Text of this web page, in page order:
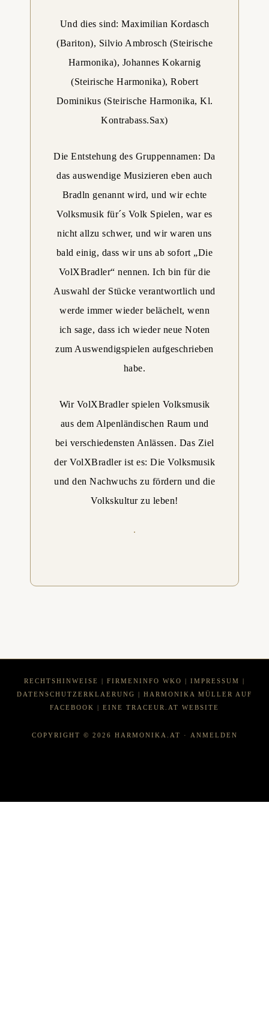
Und dies sind: Maximilian Kordasch
(Bariton), Silvio Ambrosch (Steirische
Harmonika), Johannes Kokarnig
(Steirische Harmonika), Robert
Dominikus (Steirische Harmonika, Kl.
Kontrabass.Sax)
Die Entstehung des Gruppennamen: Da
das auswendige Musizieren eben auch
Bradln genannt wird, und wir echte
Volksmusik für´s Volk Spielen, war es
nicht allzu schwer, und wir waren uns
bald einig, dass wir uns ab sofort „Die
VolXBradler“ nennen. Ich bin für die
Auswahl der Stücke verantwortlich und
werde immer wieder belächelt, wenn
ich sage, dass ich wieder neue Noten
zum Auswendigspielen aufgeschrieben
habe.
Wir VolXBradler spielen Volksmusik
aus dem Alpenländischen Raum und
bei verschiedensten Anlässen. Das Ziel
der VolXBradler ist es: Die Volksmusik
und den Nachwuchs zu fördern und die
Volkskultur zu leben!
RECHTSHINWEISE | FIRMENINFO WKO | IMPRESSUM |
DATENSCHUTZERKLAERUNG | HARMONIKA MÜLLER AUF
FACEBOOK
| EINE TRACEUR.AT WEBSITE
COPYRIGHT © 2026 HARMONIKA.AT · ANMELDEN